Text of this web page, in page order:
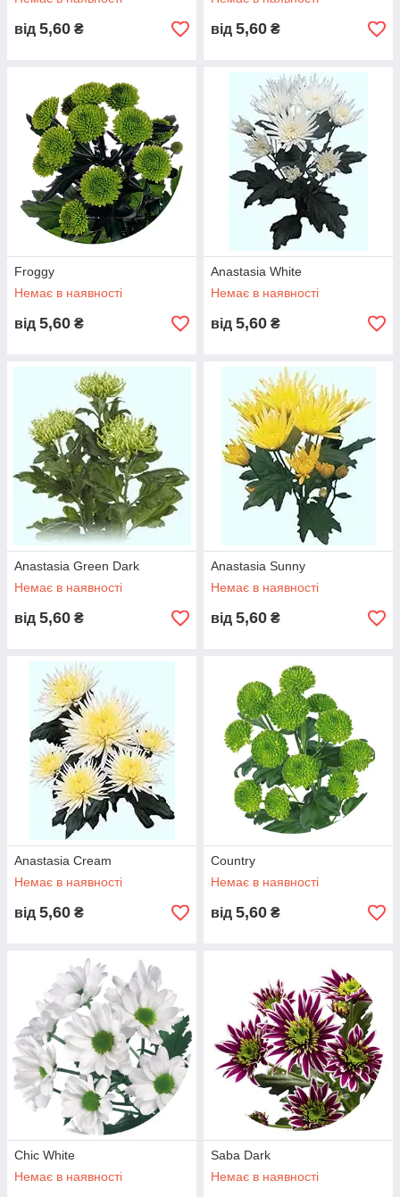
від 5,60 ₴ від 5,60 ₴
Froggy
Немає в наявності
від 5,60 ₴
Anastasia White
Немає в наявності
від 5,60 ₴
Anastasia Green Dark
Немає в наявності
від 5,60 ₴
Anastasia Sunny
Немає в наявності
від 5,60 ₴
Anastasia Cream
Немає в наявності
від 5,60 ₴
Country
Немає в наявності
від 5,60 ₴
Chic White
Немає в наявності
Saba Dark
Немає в наявності